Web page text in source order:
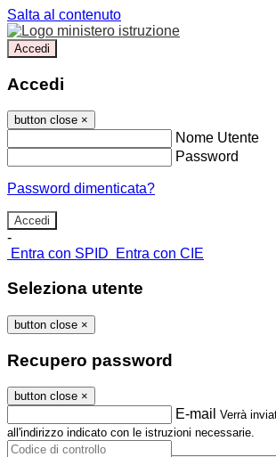
Salta al contenuto
Accedi
Accedi
button close ×
Nome Utente
Password
Password dimenticata?
-
Entra con SPID
Entra con CIE
Seleziona utente
button close ×
Recupero password
button close ×
E-mail Verrà
all'indirizzo indicato con le istruzioni necessarie.